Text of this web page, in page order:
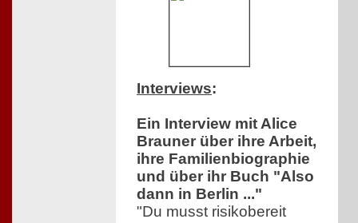
Interviews:
Ein Interview mit Alice
Brauner über ihre Arbeit,
ihre Familienbiographie
und über ihr Buch "Also
dann in Berlin ..."
"Du musst risikobereit